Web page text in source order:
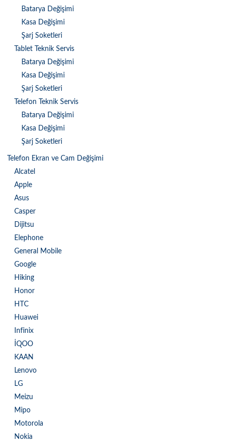
Batarya Değişimi
Kasa Değişimi
Şarj Soketleri
Tablet Teknik Servis
Batarya Değişimi
Kasa Değişimi
Şarj Soketleri
Telefon Teknik Servis
Batarya Değişimi
Kasa Değişimi
Şarj Soketleri
Telefon Ekran ve Cam Değişimi
Alcatel
Apple
Asus
Casper
Dijitsu
Elephone
General Mobile
Google
Hiking
Honor
HTC
Huawei
Infinix
İQOO
KAAN
Lenovo
LG
Meizu
Mipo
Motorola
Nokia